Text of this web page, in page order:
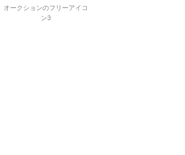
オークションのフリーアイコ
ン3